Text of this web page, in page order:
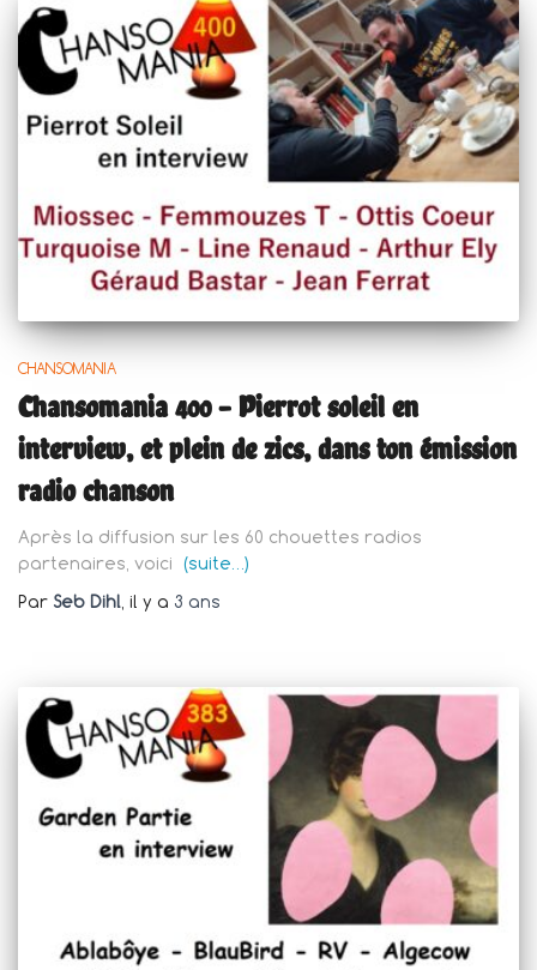
CHANSOMANIA
Chansomania 400 – Pierrot soleil en
interview, et plein de zics, dans ton émission
radio chanson
Après la diffusion sur les 60 chouettes radios
partenaires, voici (suite…)
Par Seb Dihl, il y a 3 ans